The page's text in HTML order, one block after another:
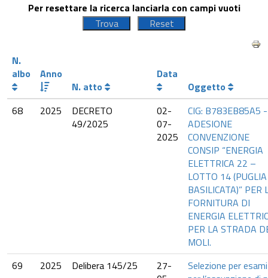
Per resettare la ricerca lanciarla con campi vuoti
N.
albo
Anno
N. atto
Data
Oggetto
68
2025
DECRETO
49/2025
02-
07-
2025
CIG: B783EB85A5 -
ADESIONE
CONVENZIONE
CONSIP “ENERGIA
ELETTRICA 22 –
LOTTO 14
BASILICATA)” PER
FORNITURA DI
ENERGIA
PER LA STRADA
MOLI.
69
2025 Delibera 145/25
27-
Selezione per esami